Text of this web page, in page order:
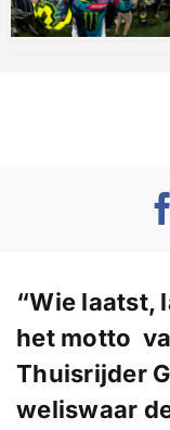
“Wie laatst,
het motto
Thuisrijder
weliswaar